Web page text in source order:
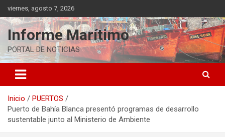
Saltar
al
contenido
viernes, agosto 7, 2026
Informe Marítimo
PORTAL DE NOTICIAS
Inicio
PUERTOS
Puerto de Bahía Blanca presentó programas de desarrollo
sustentable junto al Ministerio de Ambiente